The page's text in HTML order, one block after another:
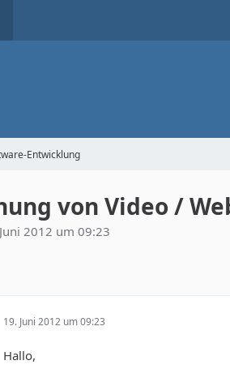
Entwicklung
von Video /
2012 um 09:23
19. Juni 2012 um 09:23
Hallo,